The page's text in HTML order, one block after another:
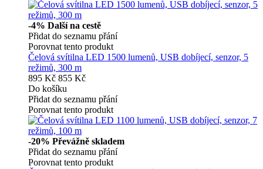
-4% Další na cestě
Přidat do seznamu přání
Porovnat tento produkt
Čelová svítilna LED 1500 lumenů, USB dobíjecí, senzor, 5
režimů, 300 m
895 Kč 855 Kč
Do košíku
Přidat do seznamu přání
Porovnat tento produkt
-20% Převážně skladem
Přidat do seznamu přání
Porovnat tento produkt